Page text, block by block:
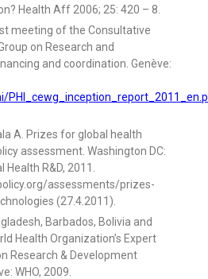
Health Aff 2006; 25: 420 – 8.
meeting of the Consultative
on Research and
and coordination. Genève:
A. Prizes for global health
assessment. Washington DC:
R&D, 2011.
assessments/prizes-
(27.4.2011).
Barbados, Bolivia and
Health Organization’s Expert
Research & Development
WHO, 2009.